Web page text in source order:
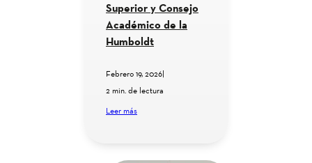
Superior y Consejo
Académico de la
Humboldt
Febrero 19, 2026
2 min. de lectura
Leer más